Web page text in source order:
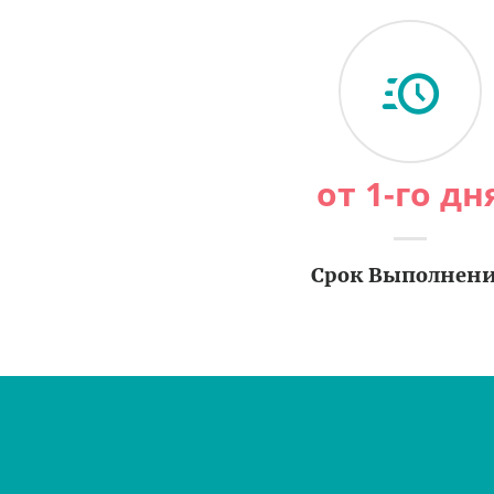
от 1-го
Срок